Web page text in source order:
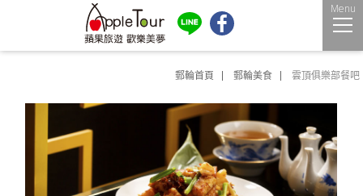
Menu
郵輪首頁 郵輪美食 雲頂俱樂部餐吧